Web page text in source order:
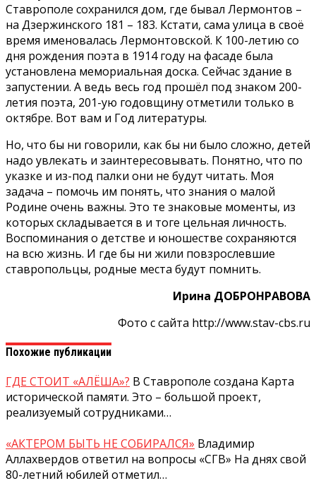
Ставрополе сохранился дом, где бывал Лермонтов –
на Дзержинского 181 – 183. Кстати, сама улица в своё
время именовалась Лермон­товской. К 100-летию со
дня рождения поэта в 1914 году на фасаде была
установлена мемориальная доска. Сейчас здание в
запустении. А ведь весь год прошёл под знаком 200-
летия поэта, 201-ую го­довщину отметили только в
октябре. Вот вам и Год литературы.
Но, что бы ни говорили, как бы ни было сложно, детей
надо увлекать и заин­тересовывать. Понятно, что по
указке и из-под палки они не будут читать. Моя
задача – помочь им понять, что знания о малой
Родине очень важны. Это те зна­ковые моменты, из
которых складывается в и тоге цель­ная личность.
Воспоминания о детстве и юношестве сохра­няются
на всю жизнь. И где бы ни жили повзрослевшие
ставропольцы, родные места будут помнить.
Ирина ДОБРОНРАВОВА
Фото с сайта http://www.stav-cbs.ru
Похожие публикации
ГДЕ СТОИТ «АЛЁША»? В Ставрополе создана Карта
исторической памяти. Это – большой проект,
реализуемый сотрудниками…
«АКТЕРОМ БЫТЬ НЕ СОБИРАЛСЯ» Владимир
Аллахвердов ответил на вопросы «СГВ» На днях свой
80-летний юбилей отметил…